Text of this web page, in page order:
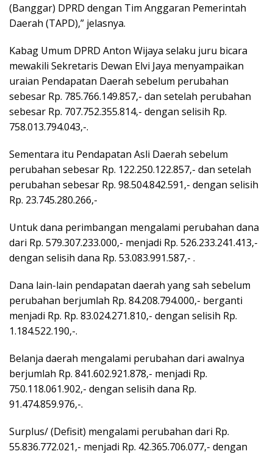
(Banggar) DPRD dengan Tim Anggaran Pemerintah
Daerah (TAPD),” jelasnya.
Kabag Umum DPRD Anton Wijaya selaku juru bicara
mewakili Sekretaris Dewan Elvi Jaya menyampaikan
uraian Pendapatan Daerah sebelum perubahan
sebesar Rp. 785.766.149.857,- dan setelah perubahan
sebesar Rp. 707.752.355.814,- dengan selisih Rp.
758.013.794.043,-.
Sementara itu Pendapatan Asli Daerah sebelum
perubahan sebesar Rp. 122.250.122.857,- dan setelah
perubahan sebesar Rp. 98.504.842.591,- dengan selisih
Rp. 23.745.280.266,-
Untuk dana perimbangan mengalami perubahan dana
dari Rp. 579.307.233.000,- menjadi Rp. 526.233.241.413,-
dengan selisih dana Rp. 53.083.991.587,- .
Dana lain-lain pendapatan daerah yang sah sebelum
perubahan berjumlah Rp. 84.208.794.000,- berganti
menjadi Rp. Rp. 83.024.271.810,- dengan selisih Rp.
1.184.522.190,-.
Belanja daerah mengalami perubahan dari awalnya
berjumlah Rp. 841.602.921.878,- menjadi Rp.
750.118.061.902,- dengan selisih dana Rp.
91.474.859.976,-.
Surplus/ (Defisit) mengalami perubahan dari Rp.
55.836.772.021,- menjadi Rp. 42.365.706.077,- dengan